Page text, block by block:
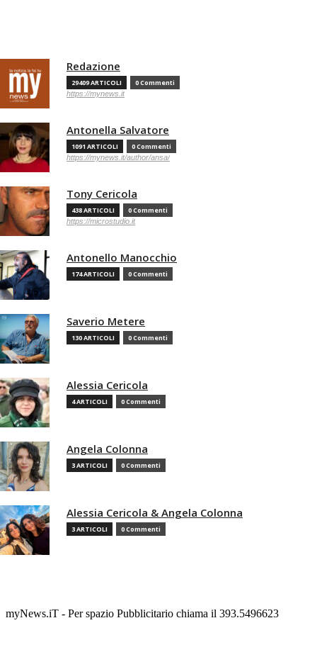
Redazione
29409 ARTICOLI 0 Commenti
https://mynews.it
Antonella Salvatore
1091 ARTICOLI 0 Commenti
https://mynews.it/author/ansa/
Tony Cericola
438 ARTICOLI 0 Commenti
https://microstudio.it
Antonello Manocchio
174 ARTICOLI 0 Commenti
Saverio Metere
130 ARTICOLI 0 Commenti
Alessia Cericola
4 ARTICOLI 0 Commenti
Angela Colonna
3 ARTICOLI 0 Commenti
Alessia Cericola & Angela Colonna
3 ARTICOLI 0 Commenti
myNews.iT - Per spazio Pubblicitario chiama il 393.5496623